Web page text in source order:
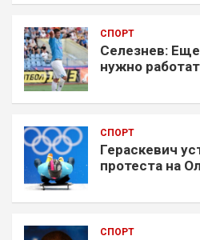
СПОРТ
Селезнев:
нужно
СПОРТ
Гераскевич
протеста на
СПОРТ